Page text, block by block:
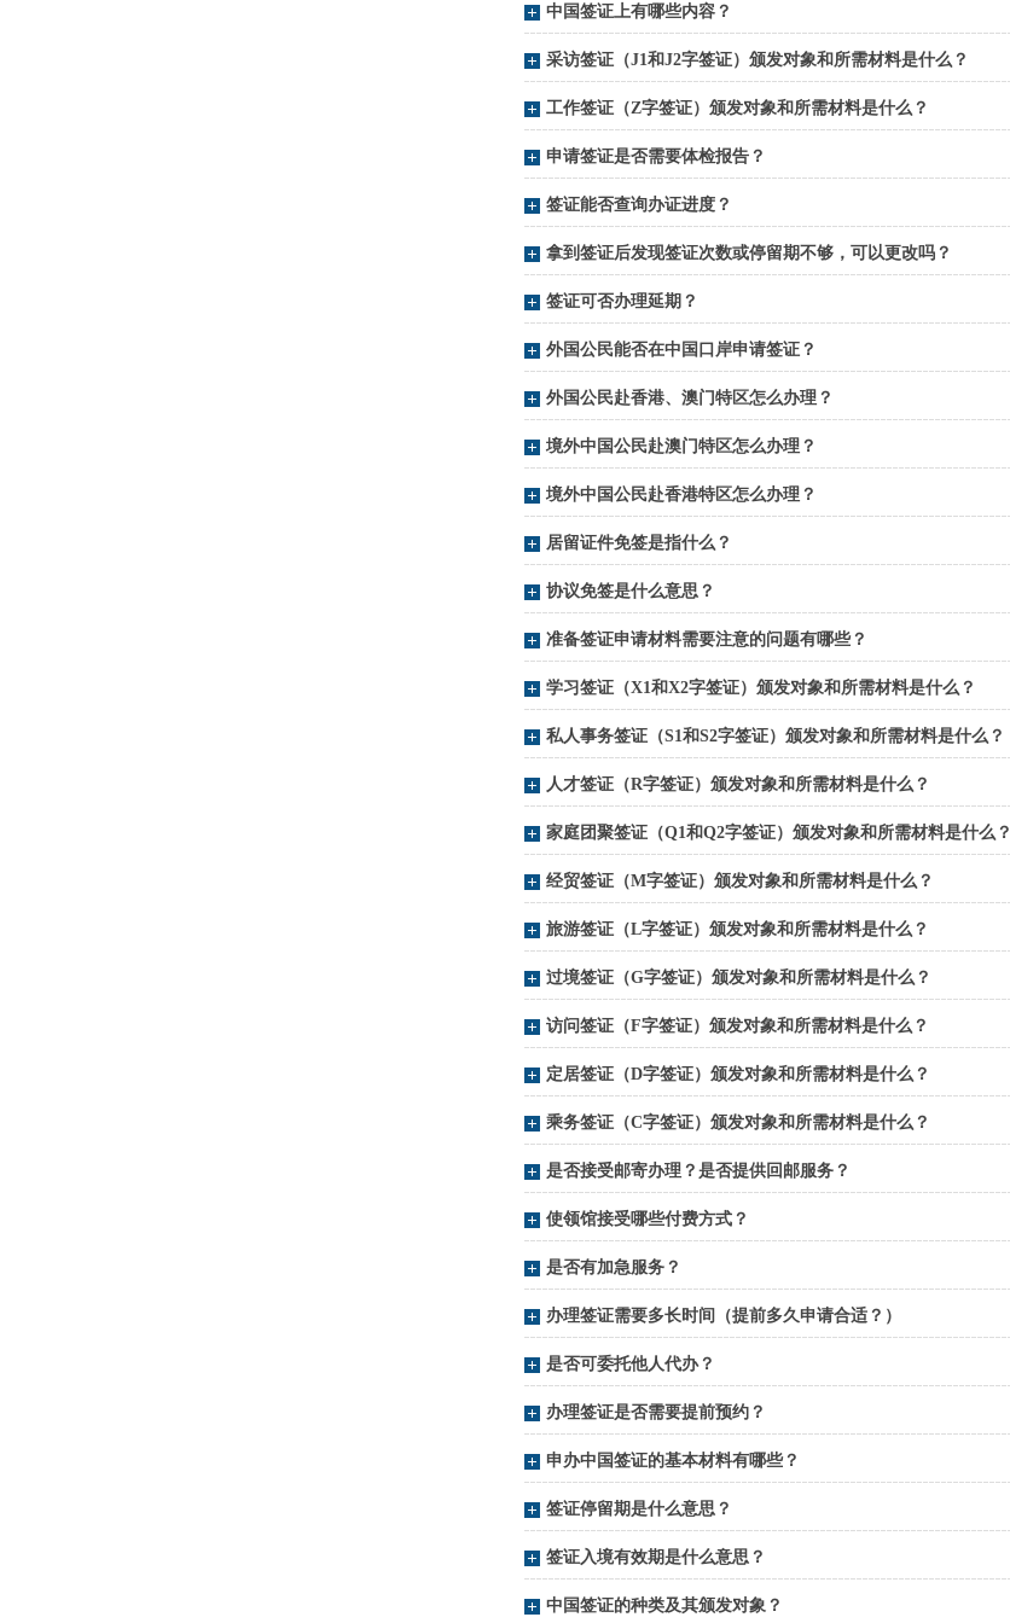
中国签证上有哪些内容？
采访签证（J1和J2字签证）颁发对象和所需材料是什么？
工作签证（Z字签证）颁发对象和所需材料是什么？
申请签证是否需要体检报告？
签证能否查询办证进度？
拿到签证后发现签证次数或停留期不够，可以更改吗？
签证可否办理延期？
外国公民能否在中国口岸申请签证？
外国公民赴香港、澳门特区怎么办理？
境外中国公民赴澳门特区怎么办理？
境外中国公民赴香港特区怎么办理？
居留证件免签是指什么？
协议免签是什么意思？
准备签证申请材料需要注意的问题有哪些？
学习签证（X1和X2字签证）颁发对象和所需材料是什么？
私人事务签证（S1和S2字签证）颁发对象和所需材料是什么？
人才签证（R字签证）颁发对象和所需材料是什么？
家庭团聚签证（Q1和Q2字签证）颁发对象和所需材料是什么？
经贸签证（M字签证）颁发对象和所需材料是什么？
旅游签证（L字签证）颁发对象和所需材料是什么？
过境签证（G字签证）颁发对象和所需材料是什么？
访问签证（F字签证）颁发对象和所需材料是什么？
定居签证（D字签证）颁发对象和所需材料是什么？
乘务签证（C字签证）颁发对象和所需材料是什么？
是否接受邮寄办理？是否提供回邮服务？
使领馆接受哪些付费方式？
是否有加急服务？
办理签证需要多长时间（提前多久申请合适？）
是否可委托他人代办？
办理签证是否需要提前预约？
申办中国签证的基本材料有哪些？
签证停留期是什么意思？
签证入境有效期是什么意思？
中国签证的种类及其颁发对象？